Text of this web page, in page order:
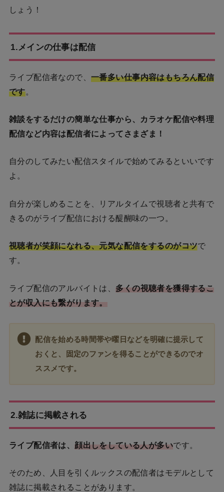
しょう！
1.メインの仕事は配信
ライブ配信者なので、一番多い仕事内容はもちろん配信
です。
雑談をするだけの簡単な仕事から、カラオケ配信や料理
配信など内容は配信者によってさまざま！
自分のしてみたい配信スタイルで始めてみるといいです
よ。
自分が楽しめることを、リアルタイムで視聴者と共有で
きるのがライブ配信における醍醐味の一つ。
視聴者が笑顔になれる、元気な配信をするのがコツで
す。
ライブ配信のアルバイトは、 多くの視聴者を獲得するこ
とが収入にも繋がります。
配信を始める時間帯や曜日などを明確に提示して
おくと、固定のファンを得ることができるのでオ
ススメです。
2.雑誌に掲載される
ライブ配信者は、 顔出しをしている人が多いです。
そのため、人目を引くルックスの配信者はモデルとして
雑誌に掲載されることがあります。